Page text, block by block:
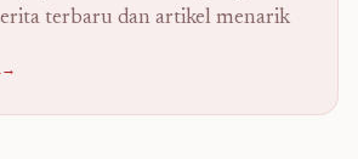
terbaru dan artikel menarik